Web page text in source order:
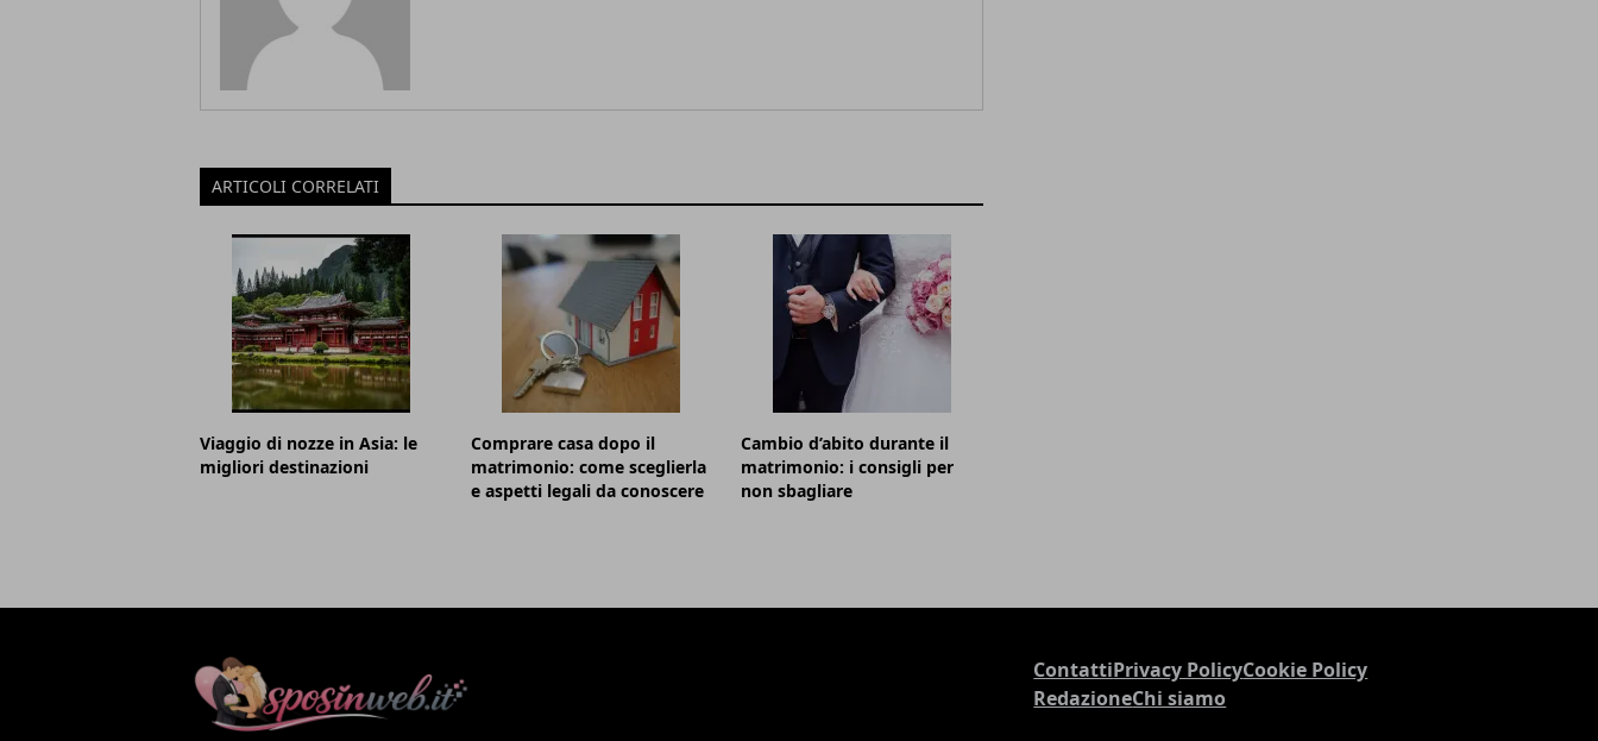
ARTICOLI CORRELATI
Viaggio di nozze in Asia: le
migliori destinazioni
Comprare casa dopo il
matrimonio: come sceglierla
e aspetti legali da conoscere
Cambio d’abito durante il
matrimonio: i consigli per
non sbagliare
ContattiPrivacy PolicyCookie Policy
RedazioneChi siamo